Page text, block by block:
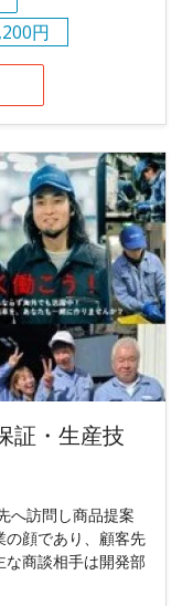
円
証・生産技
へ訪問し商品提案
の顔であり、顧客先
な商談相手は開発部